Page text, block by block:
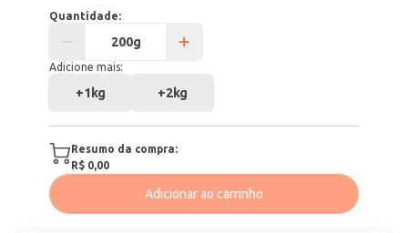
Quantidade:
Adicione mais:
+1kg +2kg
Resumo da compra:
R$ 0,00
Adicionar ao carrinho